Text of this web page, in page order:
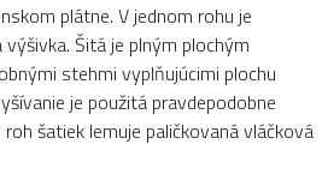
plátne. V jednom rohu je
Šitá je plným plochým
stehmi vyplňujúcimi plochu
je použitá pravdepodobne
šatiek lemuje paličkovaná vláčková